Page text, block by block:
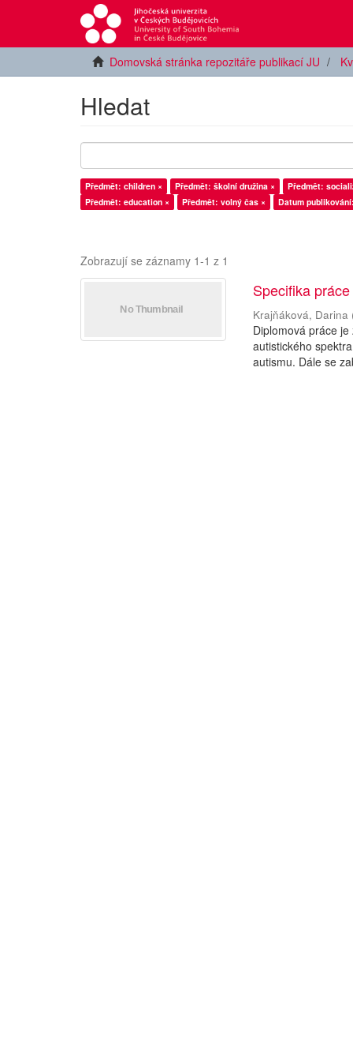
Domovská stránka repozitáře publikací JU
Hledat
Předmět: children × Předmět: školní družina ×
Předmět:
Předmět: education ×
Předmět: volný čas × Datum
Zobrazují se záznamy 1-1 z 1
Specifika
Krajňáková, Darina
Diplomová práce
autistického
autismu. Dále se